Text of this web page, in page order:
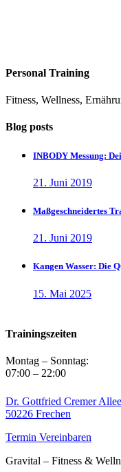
Personal Training
Fitness, Wellness,
Blog posts
INBODY Messung:
21. Juni 2019
Maßgeschneidertes
21. Juni 2019
Kangen Wasser: Die
15. Mai 2025
Trainingszeiten
Montag – Sonntag:
07:00 – 22:00
Dr. Gottfried Cremer
50226 Frechen
Termin Vereinbaren
Gravital – Fitness &